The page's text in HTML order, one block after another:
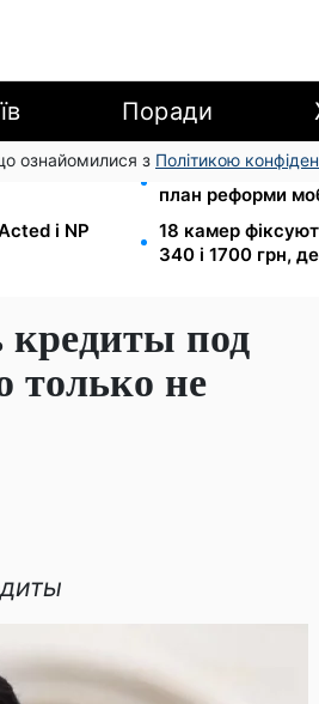
Поради
ознайомилися з Політикою
200+ тисяч у
план реформи
і NP
18 камер
340 і 1700 грн,
кредиты под
только не